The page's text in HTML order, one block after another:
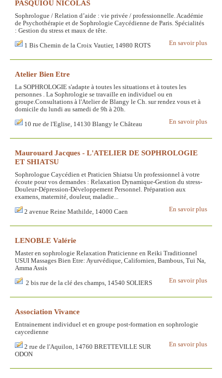
PASQUIOU NICOLAS
Sophrologue / Relation d’aide : vie privée / professionnelle. Académie
de Psychothérapie et de Sophrologie Caycédienne de Paris. Spécialités
: Gestion du stress et maux de tête.
En savoir plus
1 Bis Chemin de la Croix Vautier, 14980 ROTS
Atelier Bien Etre
La SOPHROLOGIE s'adapte à toutes les situations et à toutes les
personnes . La Sophrologie se travaille en individuel ou en
groupe.Consultations à l'Atelier de Blangy le Ch. sur rendez vous et à
domicile du lundi au samedi de 9h à 20h.
En savoir plus
10 rue de l'Eglise, 14130 Blangy le Château
Maurouard Jacques - L'ATELIER DE SOPHROLOGIE
ET SHIATSU
Sophrologue Caycédien et Praticien Shiatsu Un professionnel à votre
écoute pour vos demandes : Relaxation Dynamique-Gestion du stress-
Douleur-Dépression-Développement Personnel. Préparation aux
examens, maternité, douleur, maladie...
En savoir plus
2 avenue Reine Mathilde, 14000 Caen
LENOBLE Valérie
Master en sophrologie Relaxation Praticienne en Reiki Traditionnel
USUI Massages Bien Etre: Ayurvédique, Californien, Bambous, Tui Na,
Amma Assis
En savoir plus
2 bis rue de la clé des champs, 14540 SOLIERS
Association Vivance
Entrainement individuel et en groupe post-formation en sophrologie
caycedienne
En savoir plus
2 rue de l'Aquilon, 14760 BRETTEVILLE SUR
ODON